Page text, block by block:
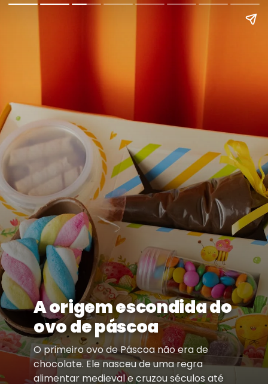
A origem escondida do
ovo de páscoa
O primeiro ovo de Páscoa não era de
chocolate. Ele nasceu de uma regra
alimentar medieval e cruzou séculos até